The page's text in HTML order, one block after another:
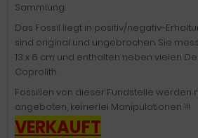
Sammlung.
Das Fossil liegt in positiv/negativ-
sind original und ungebrochen. Sie
13 x 6 cm und enthalten neben vielen
Coprolith.
Fossilien von dieser Fundstelle werden
angeboten, keinerlei Manipulationen !!!
VERKAUFT